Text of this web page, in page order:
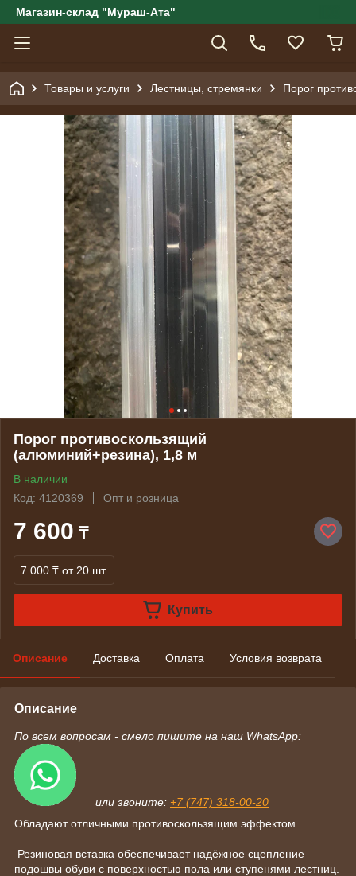
Магазин-склад "Мураш-Ата"
Товары и услуги Лестницы, стремянки Порог
Порог противоскользящий
(алюминий+резина), 1,8 м
В наличии
Код: 4120369
Опт и розница
7 600 ₸
7 000 ₸ от 20 шт.
Купить
Описание Доставка Оплата Условия возврата
Описание
По всем вопросам - смело пишите на наш WhatsApp:
или звоните: +7 (747) 318-00-20
Обладают отличными противоскользящим эффектом
Резиновая вставка обеспечивает надёжное сцепление
подошвы обуви с поверхностью пола или ступенями лестниц.